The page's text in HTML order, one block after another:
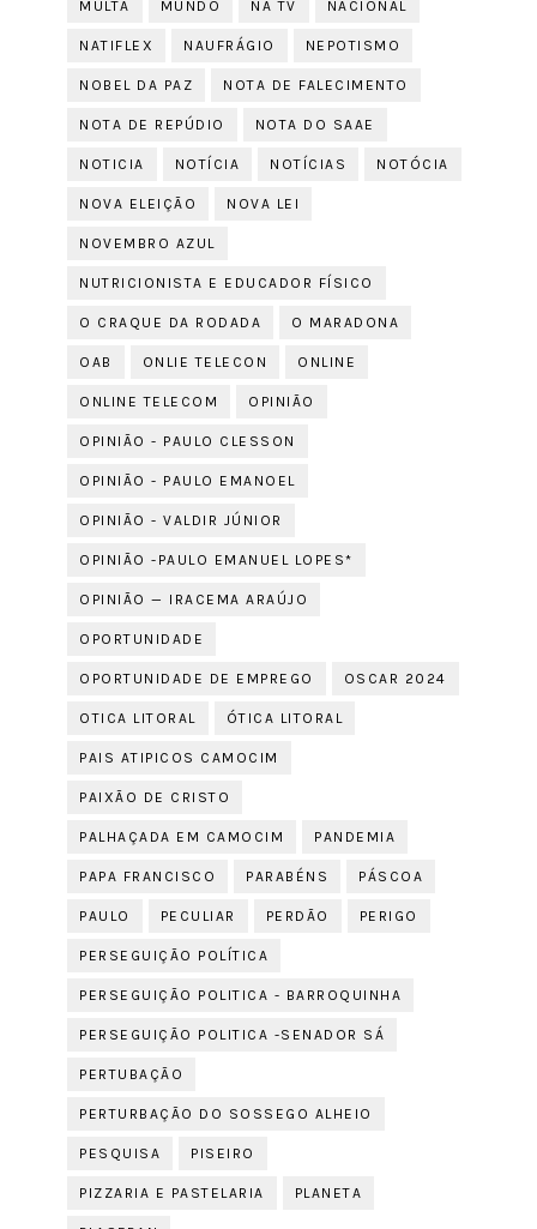
MULTA MUNDO NA TV NACIONAL
NATIFLEX NAUFRÁGIO NEPOTISMO
NOBEL DA PAZ NOTA DE FALECIMENTO
NOTA DE REPÚDIO NOTA DO SAAE
NOTICIA NOTÍCIA NOTÍCIAS NOTÓCIA
NOVA ELEIÇÃO NOVA LEI
NOVEMBRO AZUL
NUTRICIONISTA E EDUCADOR FÍSICO
O CRAQUE DA RODADA O MARADONA
OAB ONLIE TELECON ONLINE
ONLINE TELECOM OPINIÃO
OPINIÃO - PAULO CLESSON
OPINIÃO - PAULO EMANOEL
OPINIÃO - VALDIR JÚNIOR
OPINIÃO -PAULO EMANUEL LOPES*
OPINIÃO — IRACEMA ARAÚJO
OPORTUNIDADE
OPORTUNIDADE DE EMPREGO OSCAR 2024
OTICA LITORAL ÓTICA LITORAL
PAIS ATIPICOS CAMOCIM
PAIXÃO DE CRISTO
PALHAÇADA EM CAMOCIM PANDEMIA
PAPA FRANCISCO PARABÉNS PÁSCOA
PAULO PECULIAR PERDÃO PERIGO
PERSEGUIÇÃO POLÍTICA
PERSEGUIÇÃO POLITICA - BARROQUINHA
PERSEGUIÇÃO POLITICA -SENADOR SÁ
PERTUBAÇÃO
PERTURBAÇÃO DO SOSSEGO ALHEIO
PESQUISA PISEIRO
PIZZARIA E PASTELARIA PLANETA